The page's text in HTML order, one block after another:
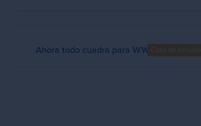
Caso de estudio
Ahora todo cuadra para W.W. Grainger